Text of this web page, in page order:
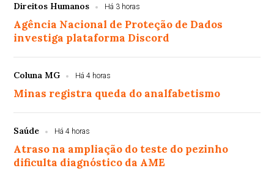
Direitos Humanos Há 3 horas
Agência Nacional de Proteção de Dados
investiga plataforma Discord
Coluna MG Há 4 horas
Minas registra queda do analfabetismo
Saúde Há 4 horas
Atraso na ampliação do teste do pezinho
dificulta diagnóstico da AME